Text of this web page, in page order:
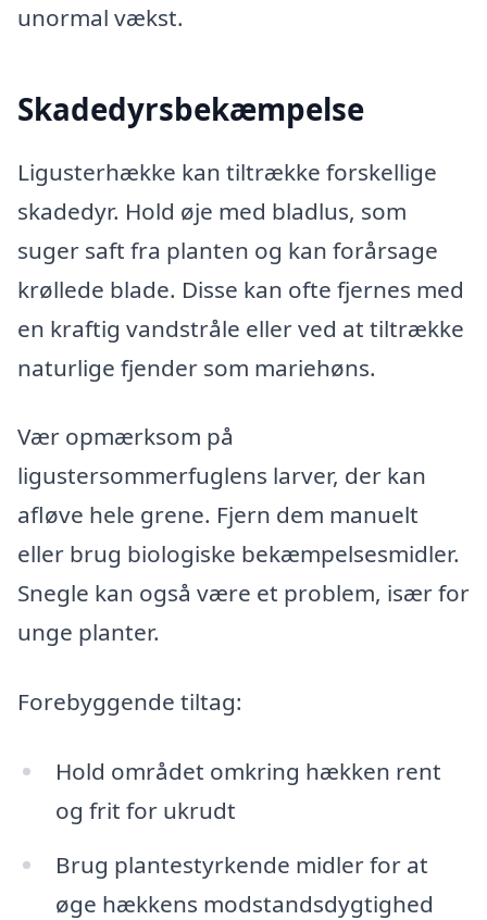
unormal vækst.
Skadedyrsbekæmpelse
Ligusterhække kan tiltrække forskellige
skadedyr. Hold øje med bladlus, som
suger saft fra planten og kan forårsage
krøllede blade. Disse kan ofte fjernes med
en kraftig vandstråle eller ved at tiltrække
naturlige fjender som mariehøns.
Vær opmærksom på
ligustersommerfuglens larver, der kan
afløve hele grene. Fjern dem manuelt
eller brug biologiske bekæmpelsesmidler.
Snegle kan også være et problem, især for
unge planter.
Forebyggende tiltag:
Hold området omkring hækken rent
og frit for ukrudt
Brug plantestyrkende midler for at
øge hækkens modstandsdygtighed